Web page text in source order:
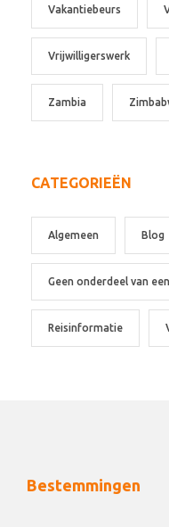
Vakantiebeurs
Vrijwilligerswerk
Zambia
CATEGORIEËN
Algemeen Blog
Geen onderdeel van
Reisinformatie
Bestemmingen